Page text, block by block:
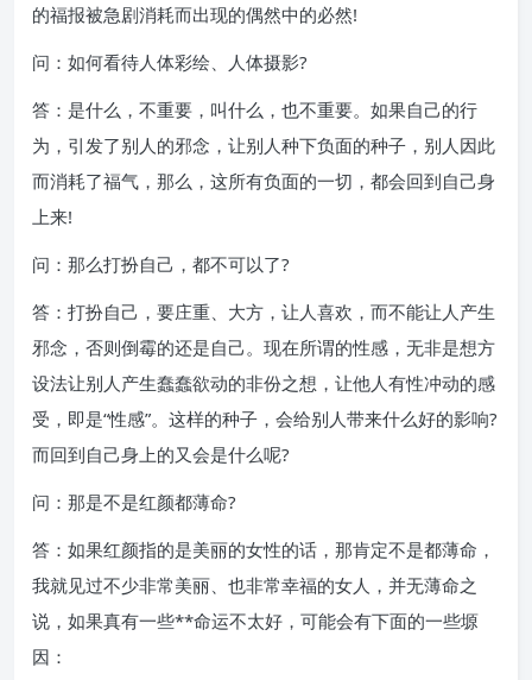
的福报被急剧消耗而出现的偶然中的必然!
问：如何看待人体彩绘、人体摄影?
答：是什么，不重要，叫什么，也不重要。如果自己的行
为，引发了别人的邪念，让别人种下负面的种子，别人因此
而消耗了福气，那么，这所有负面的一切，都会回到自己身
上来!
问：那么打扮自己，都不可以了?
答：打扮自己，要庄重、大方，让人喜欢，而不能让人产生
邪念，否则倒霉的还是自己。现在所谓的性感，无非是想方
设法让别人产生蠢蠢欲动的非份之想，让他人有性冲动的感
受，即是“性感”。这样的种子，会给别人带来什么好的影响?
而回到自己身上的又会是什么呢?
问：那是不是红颜都薄命?
答：如果红颜指的是美丽的女性的话，那肯定不是都薄命，
我就见过不少非常美丽、也非常幸福的女人，并无薄命之
说，如果真有一些**命运不太好，可能会有下面的一些塬
因：